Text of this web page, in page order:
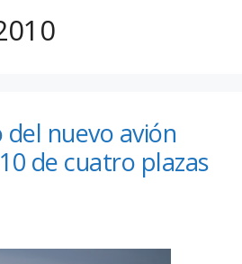
nuevo avión
de cuatro plazas